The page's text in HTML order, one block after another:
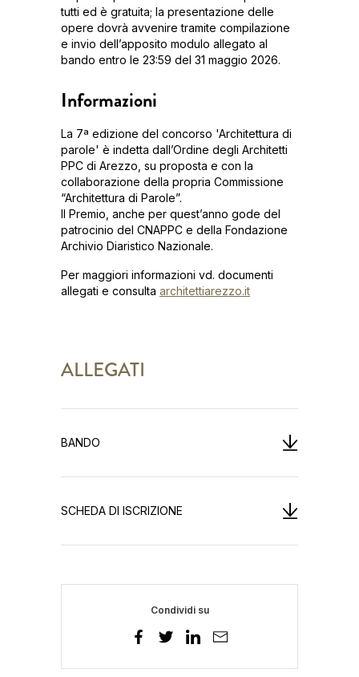
tutti ed è gratuita; la presentazione delle
opere dovrà avvenire tramite compilazione
e invio dell’apposito modulo allegato al
bando entro le 23:59 del 31 maggio 2026.
Informazioni
La 7ª edizione del concorso 'Architettura di
parole' è indetta dall’Ordine degli Architetti
PPC di Arezzo, su proposta e con la
collaborazione della propria Commissione
“Architettura di Parole”.
Il Premio, anche per quest’anno gode del
patrocinio del CNAPPC e della Fondazione
Archivio Diaristico Nazionale.
Per maggiori informazioni vd. documenti
allegati e consulta architettiarezzo.it
ALLEGATI
BANDO
SCHEDA DI ISCRIZIONE
Condividi su